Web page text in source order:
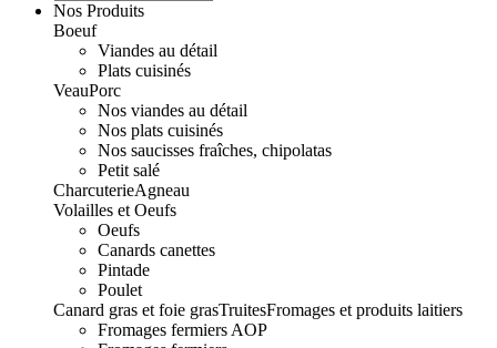
Nos Produits
Boeuf
Viandes au détail
Plats cuisinés
VeauPorc
Nos viandes au détail
Nos plats cuisinés
Nos saucisses fraîches, chipolatas
Petit salé
CharcuterieAgneau
Volailles et Oeufs
Oeufs
Canards canettes
Pintade
Poulet
Canard gras et foie grasTruitesFromages et produits laitiers
Fromages fermiers AOP